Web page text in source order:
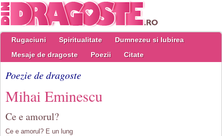
Rugaciuni Spiritualitate
Dumnezeu si Iubirea
Mesaje de dragoste
Poezii Citate
Poezie de dragoste
Mihai Eminescu
Ce e amorul?
Ce e amorul? E un lung